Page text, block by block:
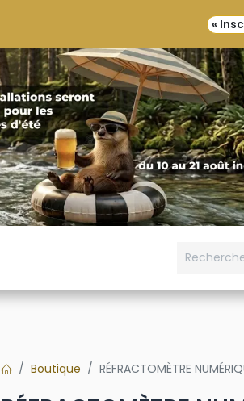
«
Boutique RÉFRACTOMÈTRE